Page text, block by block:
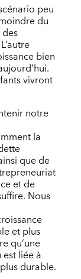
peu
du
bien
vivront
notre
la
que de
et de
Nous
et plus
qu’une
liée à
durable.